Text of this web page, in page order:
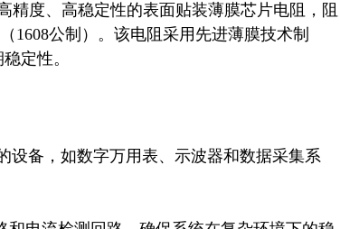
精度、高稳定性的表面贴装薄膜芯片电阻，阻
1608公制）。该电阻采用先进薄膜技术制
定性。
设备，如数字万用表、示波器和数据采集系